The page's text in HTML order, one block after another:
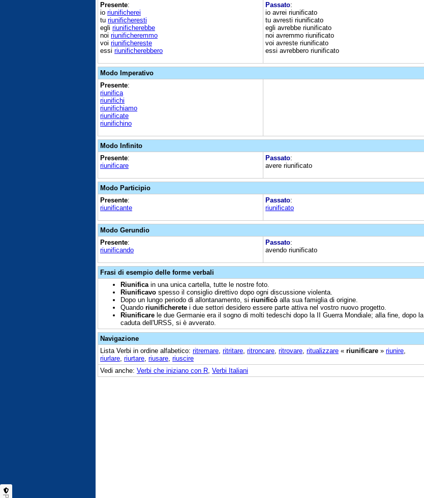
Presente:
io riunificherei
tu riunificheresti
egli riunificherebbe
noi riunificheremmo
voi riunifichereste
essi riunificherebbero
Passato:
io avrei riunificato
tu avresti riunificato
egli avrebbe riunificato
noi avremmo riunificato
voi avreste riunificato
essi avrebbero riunificato
Modo Imperativo
Presente:
riunifica
riunifichi
riunifichiamo
riunificate
riunifichino
Modo Infinito
Presente:
riunificare
Passato:
avere riunificato
Modo Participio
Presente:
riunificante
Passato:
riunificato
Modo Gerundio
Presente:
riunificando
Passato:
avendo riunificato
Frasi di esempio delle forme verbali
Riunifica in una unica cartella, tutte le nostre foto.
Riunificavo spesso il consiglio direttivo dopo ogni discussione violenta.
Dopo un lungo periodo di allontanamento, si riunificò alla sua famiglia di origine.
Quando riunificherete i due settori desidero essere parte attiva nel vostro nuovo progetto.
Riunificare le due Germanie era il sogno di molti tedeschi dopo la II Guerra Mondiale; alla fine, dopo la
caduta dell'URSS, si è avverato.
Navigazione
Lista Verbi in ordine alfabetico: ritremare ritritare ritroncare ritrovare ritualizzare « riunificare » riunire
riurlare riurtare riusare riuscire
Vedi anche: Verbi che iniziano con R Verbi Italiani